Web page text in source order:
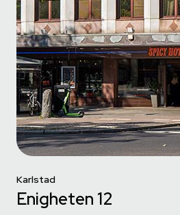
Karlstad
Enigheten 12